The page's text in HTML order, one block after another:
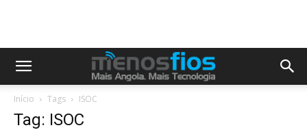
Início Tags ISOC
Tag: ISOC